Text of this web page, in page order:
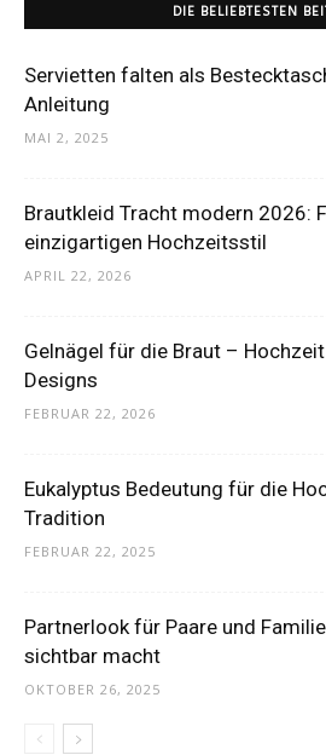
DIE BELIEBTESTEN
Servietten falten als
Anleitung
MAI 2, 2025
Brautkleid Tracht modern 2026:
einzigartigen Hochzeitsstil
APRIL 22, 2026
Gelnägel für die Braut –
Designs
FEBRUAR 22, 2026
Eukalyptus Bedeutung für die
Tradition
FEBRUAR 22, 2025
Partnerlook für Paare und
sichtbar macht
OKTOBER 26, 2025